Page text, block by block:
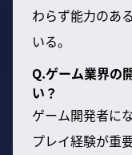
わらず能力のあ
いる。
Q.ゲーム業界の
い？
ゲーム開発者に
プレイ経験が重